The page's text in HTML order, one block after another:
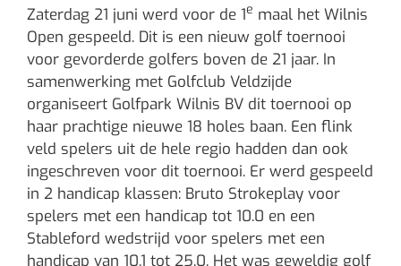
Zaterdag 21 juni werd voor de 1e maal het Wilnis
Open gespeeld. Dit is een nieuw golf toernooi
voor gevorderde golfers boven de 21 jaar. In
samenwerking met Golfclub Veldzijde
organiseert Golfpark Wilnis BV dit toernooi op
haar prachtige nieuwe 18 holes baan. Een flink
veld spelers uit de hele regio hadden dan ook
ingeschreven voor dit toernooi. Er werd gespeeld
in 2 handicap klassen: Bruto Strokeplay voor
spelers met een handicap tot 10.0 en een
Stableford wedstrijd voor spelers met een
handicap van 10.1 tot 25.0. Het was geweldig golf